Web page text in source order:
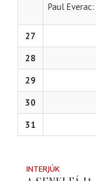
Paul Everac
27
28
29
30
31
INTERJÚK